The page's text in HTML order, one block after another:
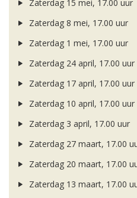
Zaterdag 15 mei, 17.00 uur
Zaterdag 8 mei, 17.00 uur
Zaterdag 1 mei, 17.00 uur
Zaterdag 24 april, 17.00 uur
Zaterdag 17 april, 17.00 uur
Zaterdag 10 april, 17.00 uur
Zaterdag 3 april, 17.00 uur
Zaterdag 27 maart, 17.00
Zaterdag 20 maart, 17.00
Zaterdag 13 maart, 17.00